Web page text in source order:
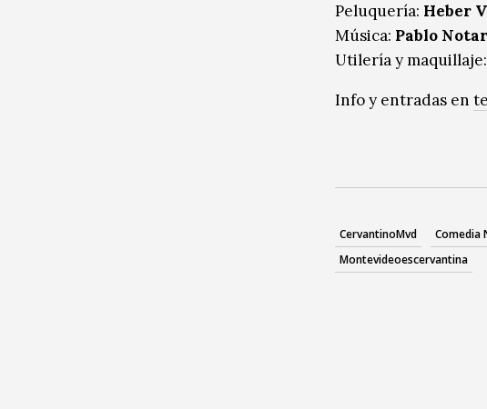
Peluquería: Heber
Música: Pablo
Utilería y maquillaje:
Info y entradas en
CervantinoMvd Comedia
Montevideoescervantina